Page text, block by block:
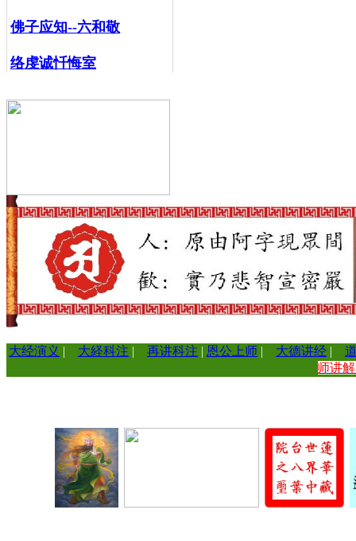
佛子应知--六和敬
络虔诚忏悔室
大经演义 | 大経科注 | 再讲科注 | 恩公上师 | 大德讲经 |
师讲